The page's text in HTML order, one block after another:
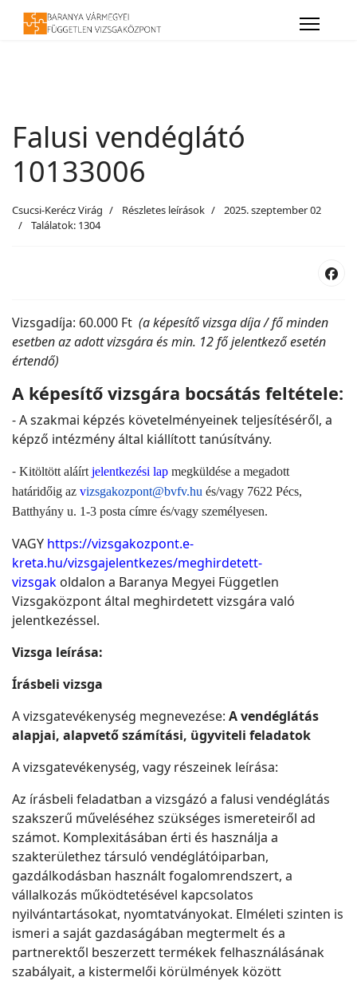
Falusi vendéglátó
10133006
Csucsi-Kerécz Virág Részletes leírások
2025. szeptember 02
Találatok: 1304
Vizsgadíja: 60.000 Ft (a képesítő vizsga díja / fő minden
esetben az adott vizsgára és min. 12 fő jelentkező esetén
értendő)
A képesítő vizsgára bocsátás feltétele:
- A szakmai képzés követelményeinek teljesítéséről, a
képző intézmény által kiállított tanúsítvány.
- Kitöltött aláírt jelentkezési lap megküldése a megadott
határidőig az vizsgakozpont@bvfv.hu és/vagy 7622 Pécs,
Batthyány u. 1-3 posta címre és/vagy személyesen.
VAGY https://vizsgakozpont.e-
kreta.hu/vizsgajelentkezes/meghirdetett-
vizsgak oldalon a Baranya Megyei Független
Vizsgaközpont által meghirdetett vizsgára való
jelentkezéssel.
Vizsga leírása:
Írásbeli vizsga
A vizsgatevékenység megnevezése: A vendéglátás
alapjai, alapvető számítási, ügyviteli feladatok
A vizsgatevékenység, vagy részeinek leírása:
Az írásbeli feladatban a vizsgázó a falusi vendéglátás
szakszerű műveléséhez szükséges ismereteiről ad
számot. Komplexitásában érti és használja a
szakterülethez társuló vendéglátóiparban,
gazdálkodásban használt fogalomrendszert, a
vállalkozás működtetésével kapcsolatos
nyilvántartásokat, nyomtatványokat. Elméleti szinten is
ismeri a saját gazdaságában megtermelt és a
partnerektől beszerzett termékek felhasználásának
szabályait, a kistermelői körülmények között